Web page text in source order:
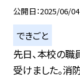
公開日 2025/06/04
できごと
先日、本校の
受けました。消